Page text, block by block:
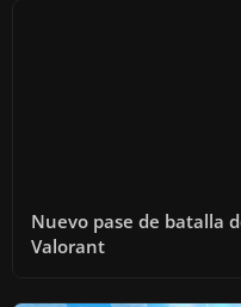
Nuevo pase de batalla
Valorant